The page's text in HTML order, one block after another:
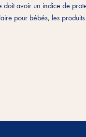
avoir un indice de
pour bébés, les